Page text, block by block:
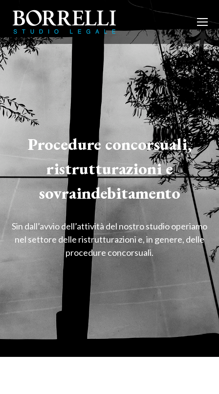
Procedure concorsuali,
ristrutturazioni e
sovraindebitamento
Sin dall’avvio dell’attività del nostro studio operiamo
nel settore delle ristrutturazioni e, in genere, delle
procedure concorsuali.